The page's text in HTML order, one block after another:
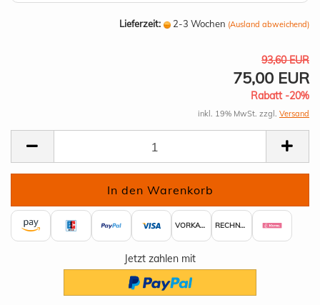
Lieferzeit: 2-3 Wochen (Ausland abweichend)
93,60 EUR
75,00 EUR
Rabatt -20%
inkl. 19% MwSt. zzgl. Versand
VORKASSE RECHNUNG
Jetzt zahlen mit